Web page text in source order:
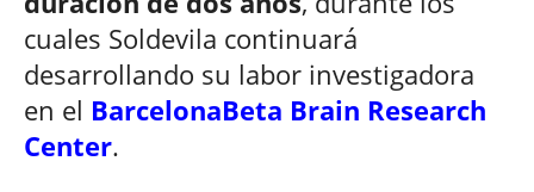
cuales Soldevila continuará
desarrollando su labor investigadora
en el BarcelonaBeta Brain Research
Center.